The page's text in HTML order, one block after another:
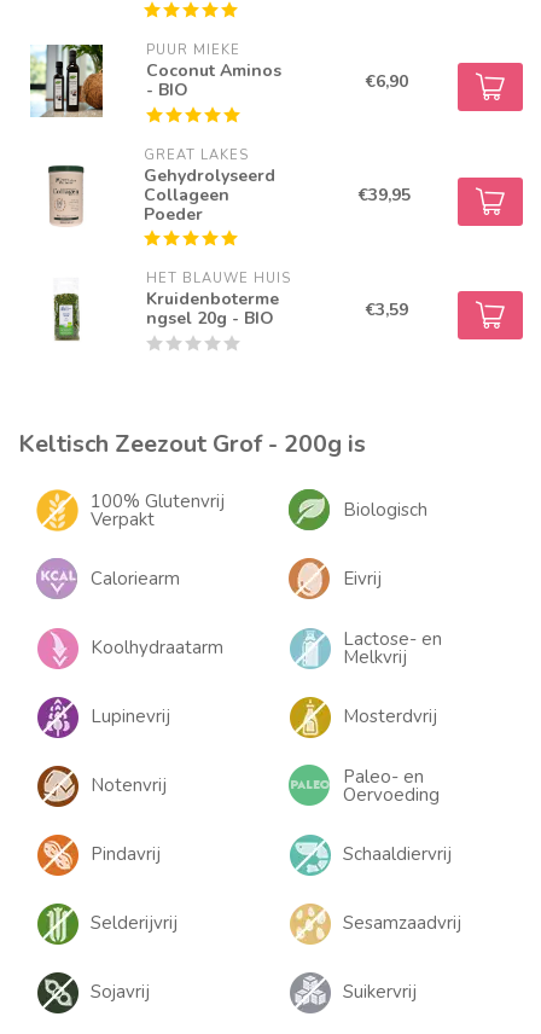
PUUR MIEKE
Coconut Aminos
- BIO
€6,90
GREAT LAKES
Gehydrolyseerd
Collageen
Poeder
€39,95
HET BLAUWE HUIS
Kruidenboterme
ngsel 20g - BIO
€3,59
Keltisch Zeezout Grof - 200g is
100% Glutenvrij
Verpakt Biologisch
Caloriearm Eivrij
Koolhydraatarm Lactose- en
Melkvrij
Lupinevrij Mosterdvrij
Notenvrij Paleo- en
Oervoeding
Pindavrij Schaaldiervrij
Selderijvrij Sesamzaadvrij
Sojavrij Suikervrij